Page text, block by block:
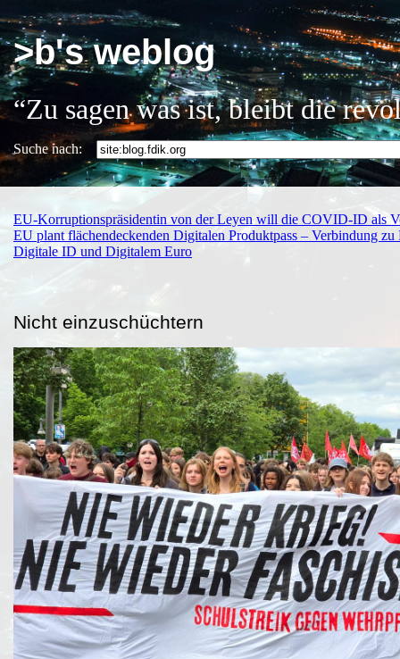
>b's weblog
“Zu sagen was ist, bleibt die
Suche nach:
EU-Korruptionspräsidentin von der Leyen will die COVID-ID als
EU plant flächendeckenden Digitalen Produktpass – Verbindung
Digitale ID und Digitalem Euro
Nicht einzuschüchtern